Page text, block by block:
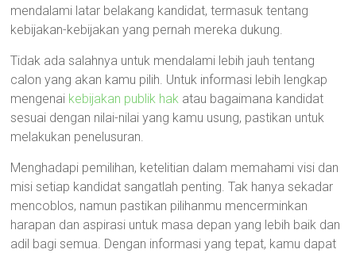
mendalami latar belakang kandidat, termasuk tentang
kebijakan-kebijakan yang pernah mereka dukung.
Tidak ada salahnya untuk mendalami lebih jauh tentang
calon yang akan kamu pilih. Untuk informasi lebih lengkap
mengenai kebijakan publik hak atau bagaimana kandidat
sesuai dengan nilai-nilai yang kamu usung, pastikan untuk
melakukan penelusuran.
Menghadapi pemilihan, ketelitian dalam memahami visi dan
misi setiap kandidat sangatlah penting. Tak hanya sekadar
mencoblos, namun pastikan pilihanmu mencerminkan
harapan dan aspirasi untuk masa depan yang lebih baik dan
adil bagi semua. Dengan informasi yang tepat, kamu dapat